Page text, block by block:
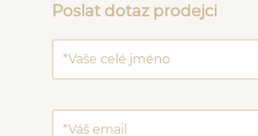
Poslat dotaz prodejci